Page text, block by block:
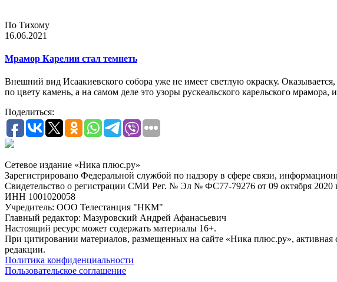
По Тихому
16.06.2021
Мрамор Карелии стал темнеть
Внешний вид Исаакиевского собора уже не имеет светлую окраску.
по цвету камень, а на самом деле это узоры рускеальского карельского
Поделиться:
Сетевое издание «Ника плюс.ру»
Зарегистрировано Федеральной службой по надзору в сфере связи,
Свидетельство о регистрации СМИ Рег. № Эл № ФС77-79276 от 09 октября 2020
ИНН 1001020058
Учредитель: ООО Телестанция "НКМ"
Главный редактор: Мазуровский Андрей Афанасьевич
Настоящий ресурс может содержать материалы 16+.
При цитировании материалов, размещенных на сайте «Ника плюс.ру», активная
редакции.
Политика конфиденциальности
Пользовательское соглашение